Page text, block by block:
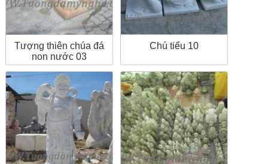
Tượng thiên chúa đá
non nước 03
Chú tiểu 10